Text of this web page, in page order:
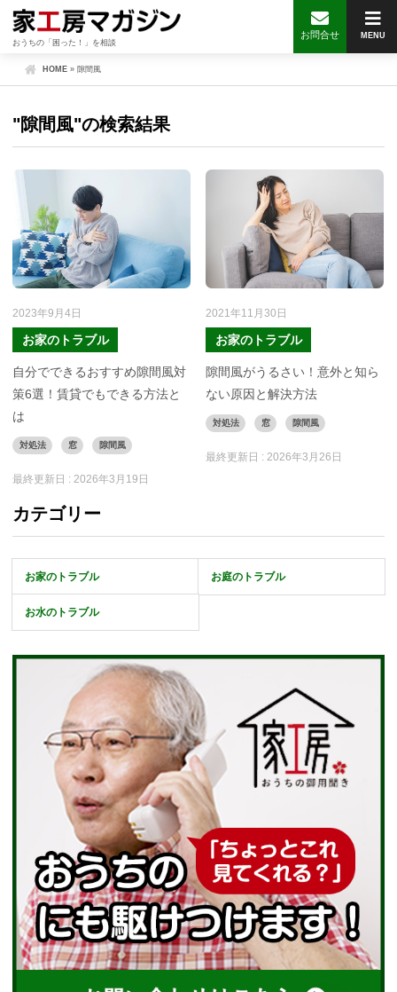
おうちの「困った！」を相談
MENU
お問合せ
HOME » 隙間風
"隙間風"の検索結果
2023年9月4日
お家のトラブル
自分でできるおすすめ隙間風対
策6選！賃貸でもできる方法と
は
対処法 窓 隙間風
最終更新日 : 2026年3月19日
2021年11月30日
お家のトラブル
隙間風がうるさい！意外と知ら
ない原因と解決方法
対処法 窓 隙間風
最終更新日 :2026年3月26日
カテゴリー
お家のトラブル お庭のトラブル
お水のトラブル